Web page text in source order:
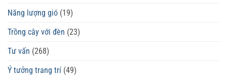
Năng lượng gió (19)
Trồng cây với đèn (23)
Tư vấn (268)
Ý tưởng trang trí (49)